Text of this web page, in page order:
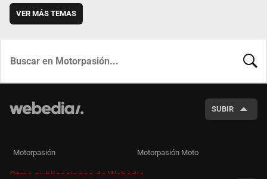
VER MÁS TEMAS
SUBIR
Motorpasión Motorpasión Moto
Otras publicaciones de Webedia